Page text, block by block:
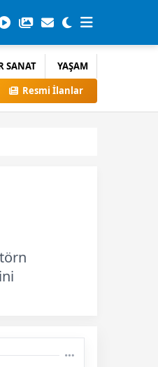
SANAT
YAŞAM
Resmi İlanlar